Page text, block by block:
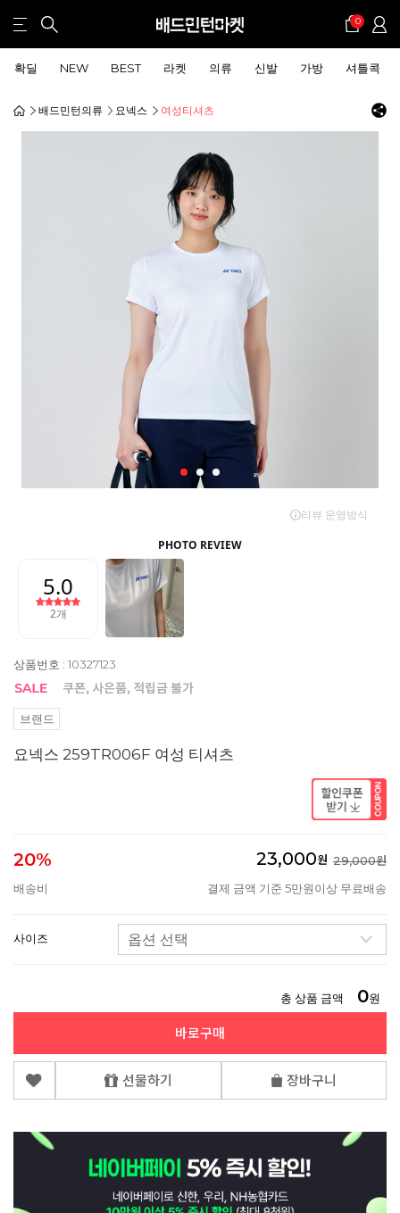
0
확딜 NEW BEST 라켓 의류 신발 가방 셔틀콕
배드민턴의류 요넥스 여성티셔츠
상품번호 : 10327123
브랜드
요넥스 259TR006F 여성 티셔츠
20% 23,000원 29,000원
배송비
결제 금액 기준 5만원이상 무료배송
사이즈
총 상품 금액 0원
바로구매
선물하기 장바구니